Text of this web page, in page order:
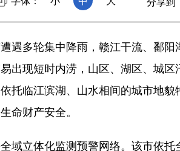
多轮集中降雨，赣江干流、鄱阳
出现短时内涝，山区、湖区、城
托临江滨湖、山水相间的城市地
命财产安全。
立体化监测预警网络。该市依托